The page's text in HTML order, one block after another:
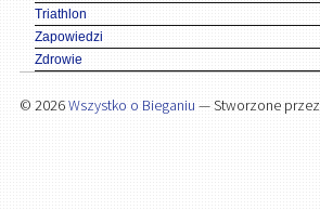
Triathlon
Zapowiedzi
Zdrowie
© 2026Wszystko o Bieganiu — Stworzone przez